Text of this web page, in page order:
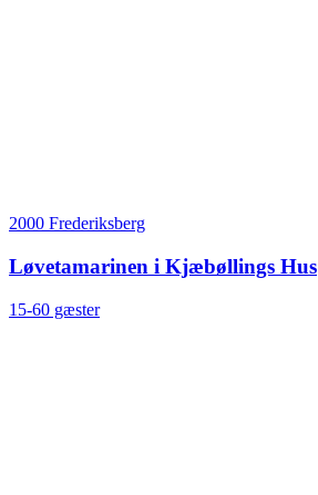
2000 Frederiksberg
Løvetamarinen i Kjæbøllings Hus
15-60 gæster